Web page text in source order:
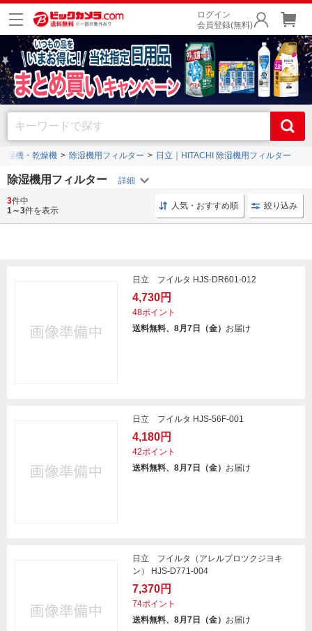
ログイン
会員登録(無料)
湿機・乾燥機 除湿機用フィルター 日立｜HITACHI 除湿機用フィルター
除湿機用フィルター
空気清浄フィルター 三菱電機 集塵フィルター 花粉対策
3件中
1～3件を表示 人気・おすすめ順 絞り込み
日立 フイルタ HJS-DR601-012
4,730円
48ポイント
送料無料、8月7日（金） お届け
日立 フイルタ HJS-56F-001
4,180円
42ポイント
送料無料、8月7日（金） お届け
日立 フイルタ（アレルブロツクジヨキ
ン） HJS-D771-004
7,370円
74ポイント
送料無料、8月7日（金） お届け